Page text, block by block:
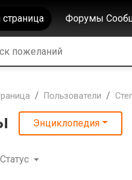
страница Форумы
Пользователи
Энциклопедия
Статус